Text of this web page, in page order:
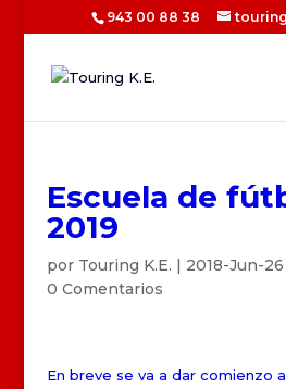
943 00 88 38
Escuela de
2019
por Touring K.E. | 2018-Jun-26
0 Comentarios
En breve se va a dar comienzo